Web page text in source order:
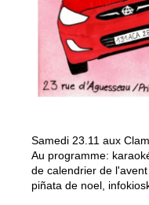
Samedi 23.11 aux
Au programme:
de calendrier de
piñata de noel,